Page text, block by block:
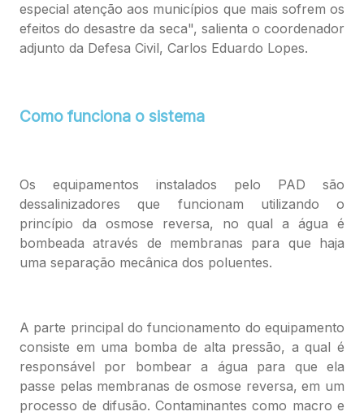
especial atenção aos municípios que mais sofrem os
efeitos do desastre da seca", salienta o coordenador
adjunto da Defesa Civil, Carlos Eduardo Lopes.
Como funciona o sistema
Os equipamentos instalados pelo PAD são
dessalinizadores que funcionam utilizando o
princípio da osmose reversa, no qual a água é
bombeada através de membranas para que haja
uma separação mecânica dos poluentes.
A parte principal do funcionamento do equipamento
consiste em uma bomba de alta pressão, a qual é
responsável por bombear a água para que ela
passe pelas membranas de osmose reversa, em um
processo de difusão. Contaminantes como macro e